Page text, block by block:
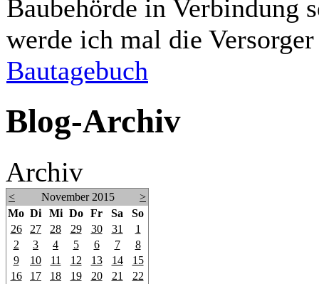
Baubehörde in Verbindung
werde ich mal die
Bautagebuch
Blog-Archiv
Archiv
< November 2015
>
Mo Di Mi Do Fr Sa
So
26
27 28 29 30 31
1
2
3 4 5 6 7
8
9
10 11 12 13 14
15
16
17 18 19 20 21
22